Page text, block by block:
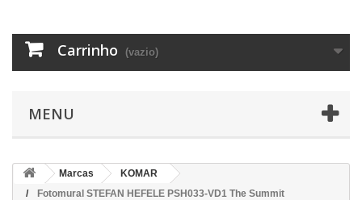
Carrinho (vazio)
MENU
Marcas
KOMAR
Fotomural STEFAN HEFELE PSH033-VD1 The Summit